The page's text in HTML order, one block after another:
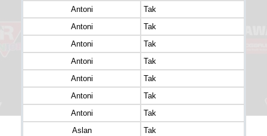
Antoni
Tak
Antoni
Tak
Antoni
Tak
Antoni
Tak
Antoni
Tak
Antoni
Tak
Antoni
Tak
Aslan
Tak